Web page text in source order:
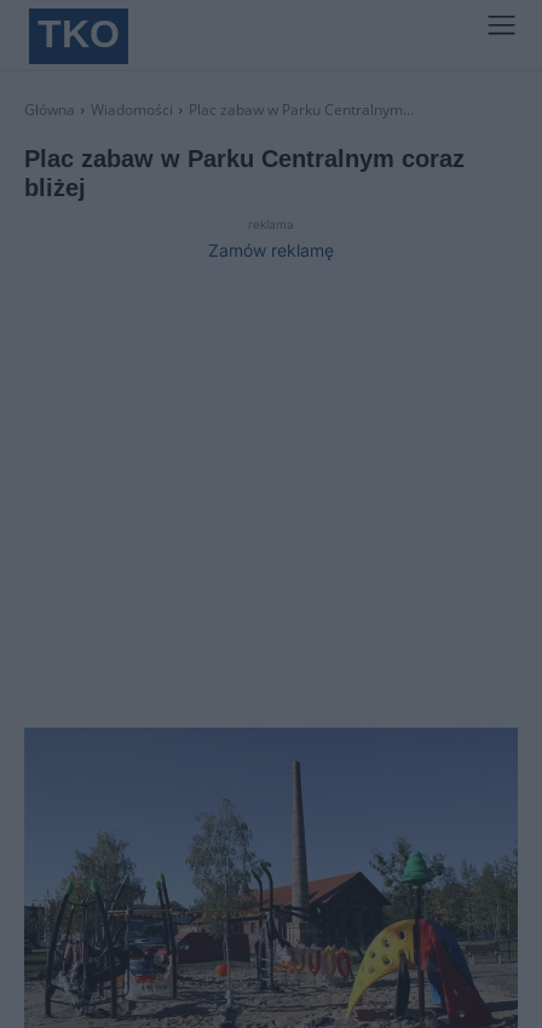
TKO
Główna Wiadomości Plac zabaw w Parku Centralnym...
Plac zabaw w Parku Centralnym coraz
bliżej
reklama
Zamów reklamę